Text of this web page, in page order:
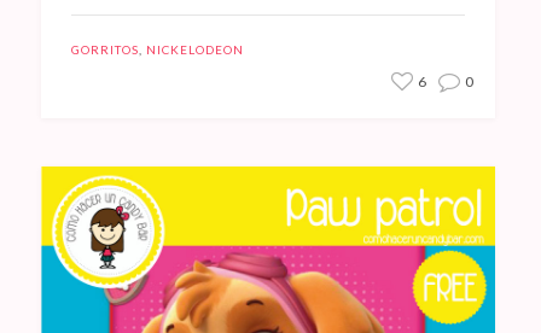
GORRITOS NICKELODEON
6 0